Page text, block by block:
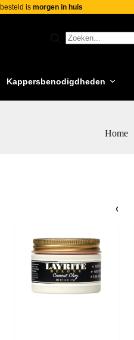
ismorgen in huis
Kappersbenodigdheden
Home